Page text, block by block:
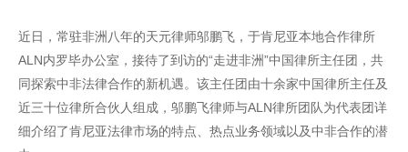
近日，常驻非洲八年的天元律师邬鹏飞，于肯尼亚本地合作律所
ALN内罗毕办公室，接待了到访的“走进非洲”中国律所主任团，共
同探索中非法律合作的新机遇。该主任团由十余家中国律所主任及
近三十位律所合伙人组成，邬鹏飞律师与ALN律所团队为代表团详
细介绍了肯尼亚法律市场的特点、热点业务领域以及中非合作的潜